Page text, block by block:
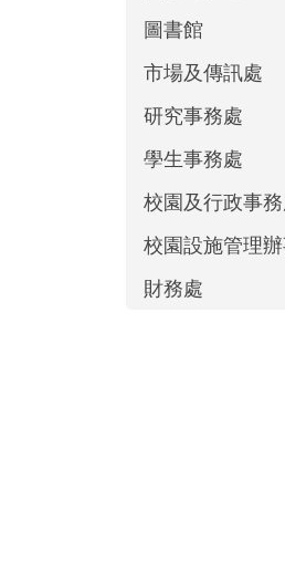
圖書館
市場及傳訊處
研究事務處
學生事務處
校園及行政事
校園設施管理
財務處